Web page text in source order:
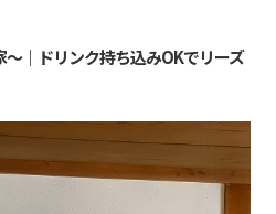
｜ドリンク持ち込みOKでリーズ